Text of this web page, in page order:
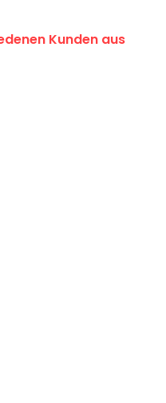
Kunden aus